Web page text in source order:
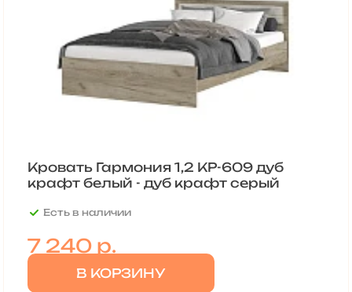
Кровать Гармония 1,2 КР-609 дуб
крафт белый - дуб крафт серый
Есть в наличии
7 240р.
В КОРЗИНУ